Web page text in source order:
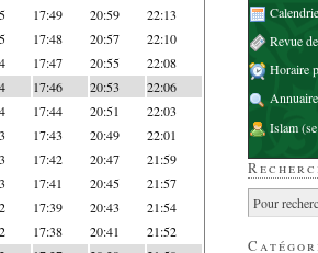
17:49 20:59 22:13
17:48 20:57 22:10
17:47 20:55 22:08
17:46 20:53 22:06
17:44 20:51 22:03
17:43 20:49 22:01
17:42 20:47 21:59
17:41 20:45 21:57
17:39 20:43 21:54
17:38 20:41 21:52
Revue
Horaire
Islam